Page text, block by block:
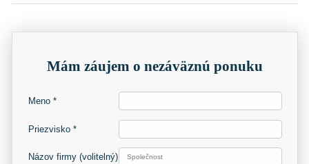
Mám záujem o nezáväznú ponuku
Meno *
Priezvisko *
Názov firmy (volitelný)